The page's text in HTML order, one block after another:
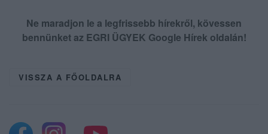
Ne maradjon le a legfrissebb hírekről, kövessen
bennünket az EGRI ÜGYEK Google Hírek oldalán!
VISSZA A FŐOLDALRA